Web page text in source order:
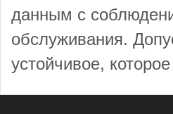
данным с
обслуживания.
устойчивое,